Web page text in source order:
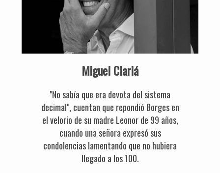
Miguel Clariá
"No sabía que era devota del sistema
decimal", cuentan que repondió Borges en
el velorio de su madre Leonor de 99 años,
cuando una señora expresó sus
condolencias lamentando que no hubiera
llegado a los 100.